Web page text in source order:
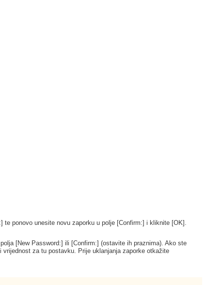
te ponovo unesite novu zaporku u polje [Confirm:] i kliknite [OK].
[New Password:] ili [Confirm:] (ostavite ih praznima). Ako ste
za tu postavku. Prije uklanjanja zaporke otkažite